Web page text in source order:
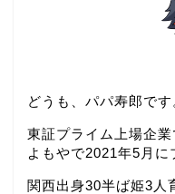
どうも、パパ寿郎です
東証プライム上場企
よもやで2021年5月に
関西出身30半ば姫3人